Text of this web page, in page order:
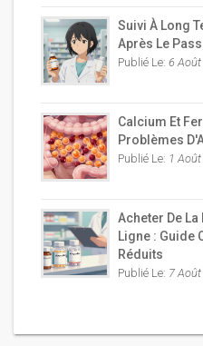
Suivi À Long
Après Le
Publié Le: 6 Août
Calcium Et
Problèmes
Publié Le: 1 Août
Acheter De
Ligne : Guide
Réduits
Publié Le: 7 Août